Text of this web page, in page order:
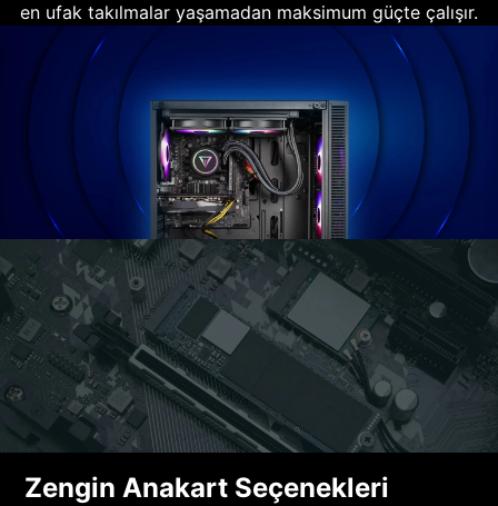
en ufak takılmalar yaşamadan maksimum güçte çalışır.
Zengin Anakart Seçenekleri